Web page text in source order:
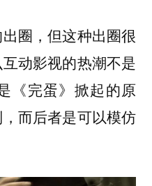
圈，但这种出圈很
动影视的热潮不是
《完蛋》掀起的原
而后者是可以模仿